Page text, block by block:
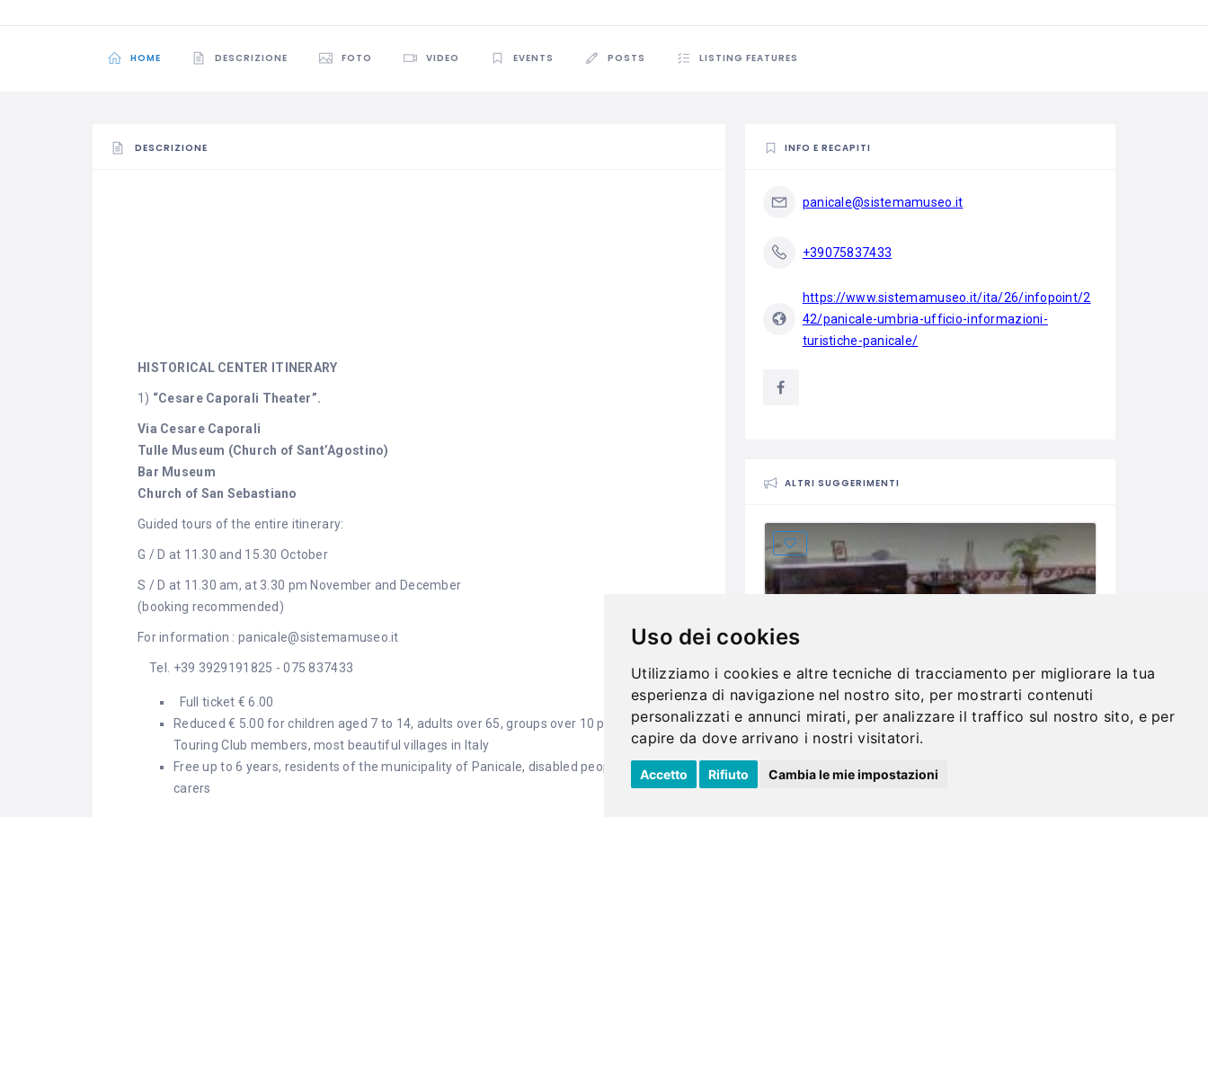
Uso dei cookies
Utilizziamo i cookies e altre tecniche di tracciamento per migliorare la tua
esperienza di navigazione nel nostro sito, per mostrarti contenuti
personalizzati e annunci mirati, per analizzare il traffico sul nostro sito, e per
capire da dove arrivano i nostri visitatori.
Accetto Rifiuto Cambia le mie impostazioni
HOME DESCRIZIONE FOTO VIDEO EVENTS POSTS LISTING FEATURES
DESCRIZIONE
HISTORICAL CENTER ITINERARY
1) “Cesare Caporali Theater”.
Via Cesare Caporali
Tulle Museum (Church of Sant’Agostino)
Bar Museum
Church of San Sebastiano
Guided tours of the entire itinerary:
G / D at 11.30 and 15.30 October
S / D at 11.30 am, at 3.30 pm November and December
(booking recommended)
For information :panicale@sistemamuseo.it
Tel. +39 3929191825 -075 837433
Full ticket € 6.00
Reduced € 5.00 for children aged 7 to 14, adults over 65, groups over 10 people, for
Touring Club members, most beautiful villages in Italy
Free up to 6 years, residents of the municipality of Panicale, disabled people and
carers
INFO E RECAPITI
panicale@sistemamuseo.it
+39075837433
https://www.sistemamuseo.it/ita/26/infopoint/2
42/panicale-umbria-ufficio-informazioni-
turistiche-panicale/
ALTRI SUGGERIMENTI